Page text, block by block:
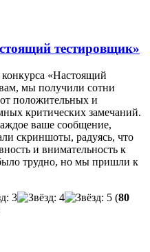
тестировщик»
«Настоящий
мы получили сотни
положительных и
критических замечаний.
ваше сообщение,
скриншоты, радуясь, что
и внимательность к
трудно, но мы пришли к
(80